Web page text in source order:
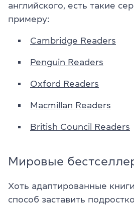
английского, есть такие
примеру:
Cambridge Readers
Penguin Readers
Oxford Readers
Macmillan Readers
British Council Readers
Мировые
Хоть адаптированные
способ заставить